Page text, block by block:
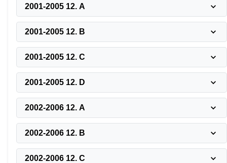
2001-2005 12. A
2001-2005 12. B
2001-2005 12. C
2001-2005 12. D
2002-2006 12. A
2002-2006 12. B
2002-2006 12. C